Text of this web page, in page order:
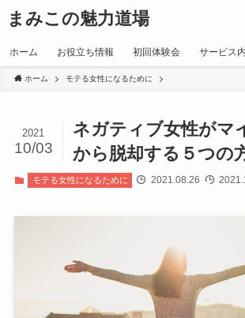
まみこの魅力道場
ホーム お役立ち情報 初回体験会 サービス
ホーム モテる女性になるために
ネガティブ女性がマ
から脱却する５つの
2021
10/03
モテる女性になるために 2021.08.26